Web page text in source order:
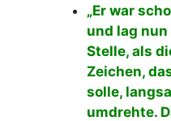
„Er war
und lag
Stelle, als
Zeichen,
solle,
umdrehte.